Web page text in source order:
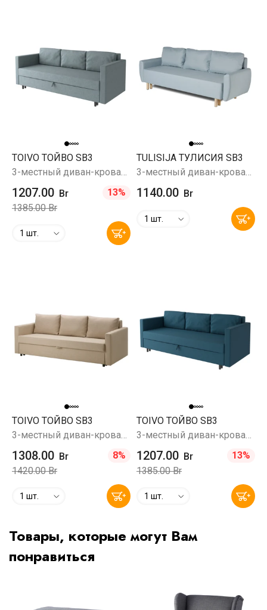
TOIVO ТОЙВО SB3
3-местный диван-кровать, Мальмо 72 (мятный)
1207.00 Br
13%
1385.00 Br
1 шт.
TULISIJA ТУЛИСИЯ SB3
3-местный диван-кровать, Твист 17 (светло-синий)
1140.00 Br
1 шт.
TOIVO ТОЙВО SB3
3-местный диван-кровать, Шифтебу бежевый
1308.00 Br
8%
1420.00 Br
1 шт.
TOIVO ТОЙВО SB3
3-местный диван-кровать, Мальмо 81 (сине-зеленый)
1207.00 Br
13%
1385.00 Br
1 шт.
Товары, которые могут Вам
понравиться